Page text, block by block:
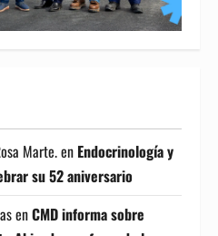
Marte.en Endocrinología y
su 52 aniversario
enCMD informa sobre